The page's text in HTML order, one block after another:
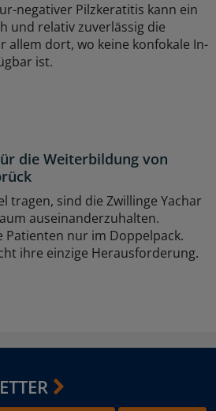
negativer Pilzkeratitis kann ein
und relativ zuverlässig die
allem dort, wo keine konfokale In-
ist.
die Weiterbildung von
tragen, sind die Zwillinge Yachar
auseinanderzuhalten.
Patienten nur im Doppelpack.
ihre einzige Herausforderung.